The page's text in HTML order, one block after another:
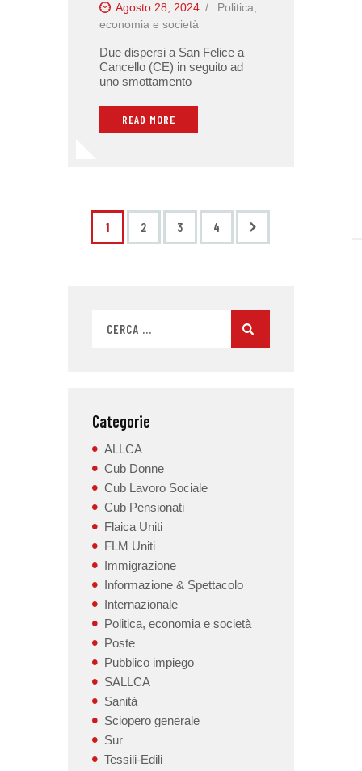
Agosto 28, 2024
Politica,
economia e società
Due dispersi a San Felice a
Cancello (CE) in seguito ad
uno smottamento
READ MORE
1 2 3 4
Categorie
ALLCA
Cub Donne
Cub Lavoro Sociale
Cub Pensionati
Flaica Uniti
FLM Uniti
Immigrazione
Informazione & Spettacolo
Internazionale
Politica, economia e società
Poste
Pubblico impiego
SALLCA
Sanità
Sciopero generale
Sur
Tessili-Edili